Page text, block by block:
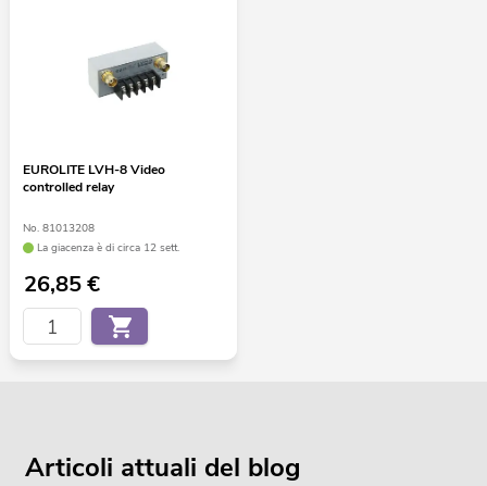
EUROLITE LVH-8 Video
controlled relay
No. 81013208
La giacenza è di circa 12 sett.
26,85€
Articoli attuali del blog